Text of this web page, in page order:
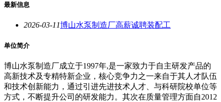
最新信息
2026-03-11博山水泵制造厂高薪诚聘装配工
单位简介
博山水泵制造厂成立于1997年,是一家致力于自主研发产品的
高新技术及专精特新企业，核心竞争力之一来自于其人才队伍
和技术创新能力，通过引进先进技术人才、与科研院校单位等
方式，不断提升公司的研发能力。其次在质量管理方面自2012